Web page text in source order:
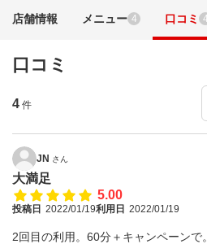
店舗情報 メニュー 4 口コミ 4
口コミ
4 件
JN さん
大満足
5.00
投稿日 2022/01/19利用日 2022/01/19
2回目の利用。60分＋キャンペーンで